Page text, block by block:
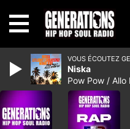
VOUS ÉCOUTEZ
Niska
Pow Pow / Allo